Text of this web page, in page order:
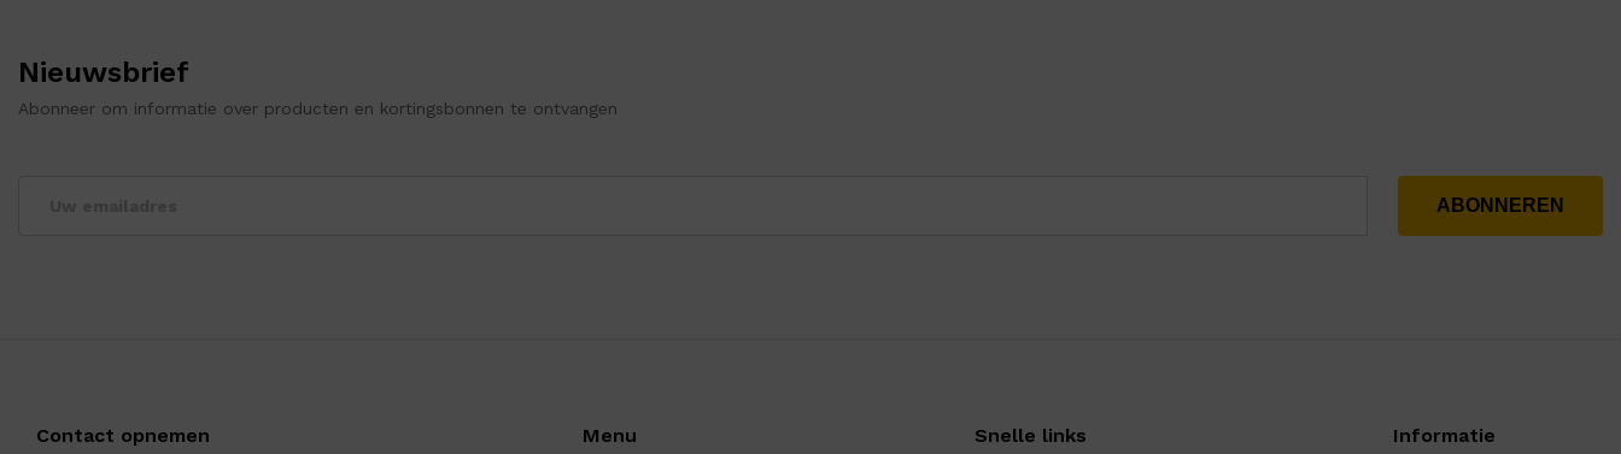
Nieuwsbrief
Abonneer om informatie over producten en kortingsbonnen te ontvangen
Contact opnemen Menu Snelle links Informatie